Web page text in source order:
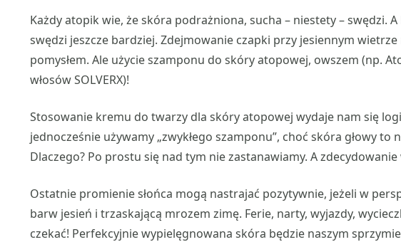
Każdy atopik wie, że skóra podrażniona, sucha – niestety – swędzi. A
swędzi jeszcze bardziej. Zdejmowanie czapki przy jesiennym
pomysłem. Ale użycie szamponu do skóry atopowej, owszem (np.
włosów SOLVERX)!
Stosowanie kremu do twarzy dla skóry atopowej wydaje nam się
jednocześnie używamy „zwykłego szamponu”, choć skóra głowy to
Dlaczego? Po prostu się nad tym nie zastanawiamy. A
Ostatnie promienie słońca mogą nastrajać pozytywnie, jeżeli w
barw jesień i trzaskającą mrozem zimę. Ferie, narty, wyjazdy,
czekać! Perfekcyjnie wypielęgnowana skóra będzie naszym